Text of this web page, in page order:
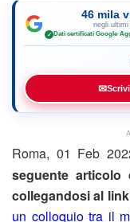
46 mila
negli ultimi
✓ Dati certificati Google·
✉
Roma, 01 Feb
seguente articolo
collegandosi al
un colloquio tra il